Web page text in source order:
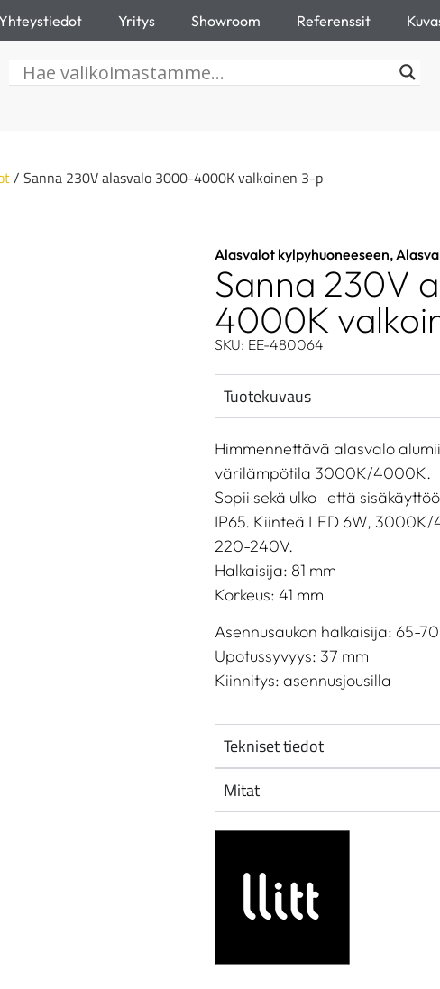
Yritys Showroom Referenssit
/ Sanna 230V alasvalo 3000-4000K valkoinen 3-p
Alasvalot kylpyhuoneeseen,
Sanna 230V
4000K
SKU: EE-480064
Tuotekuvaus
Himmennettävä alasvalo
värilämpötila 3000K/4000K.
Sopii sekä ulko- että
IP65. Kiinteä LED 6W,
220-240V.
Halkaisija: 81 mm
Korkeus: 41 mm
Asennusaukon halkaisija: 65-
Upotussyvyys: 37 mm
Kiinnitys: asennusjousilla
Tekniset tiedot
Mitat